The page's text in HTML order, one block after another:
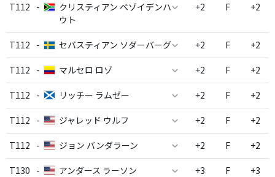
T112 -
クリスティアン ベゾイデンハ
ウト
+2 F +2
T112 - セバスティアン ソダーバーグ +2 F +2
T112 - マルセロ ロゾ +2 F +2
T112 - リッチー ラムゼー +2 F +2
T112 - ジャレッド ウルフ +2 F +2
T112 - ジョン バンダラーン +2 F +2
T130 - アンダース ラーソン +3 F +3